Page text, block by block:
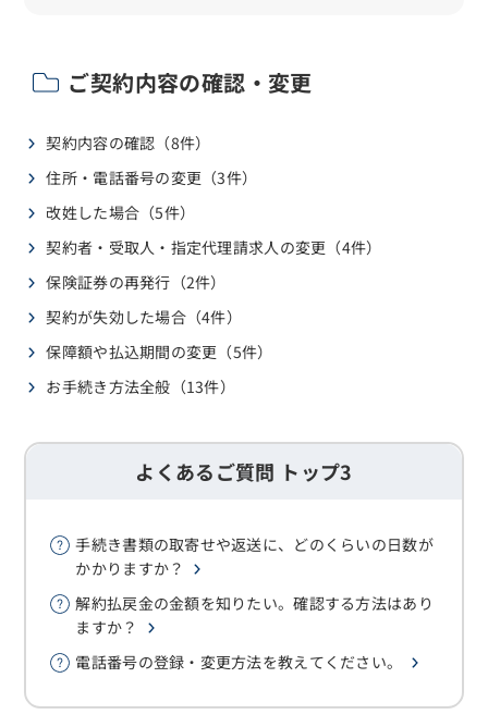
ご契約内容の確認・変更
契約内容の確認（8件）
住所・電話番号の変更（3件）
改姓した場合（5件）
契約者・受取人・指定代理請求人の変更（4件）
保険証券の再発行（2件）
契約が失効した場合（4件）
保障額や払込期間の変更（5件）
お手続き方法全般（13件）
よくあるご質問 トップ3
手続き書類の取寄せや返送に、どのくらいの日数が
かかりますか？
解約払戻金の金額を知りたい。確認する方法はあり
ますか？
電話番号の登録・変更方法を教えてください。